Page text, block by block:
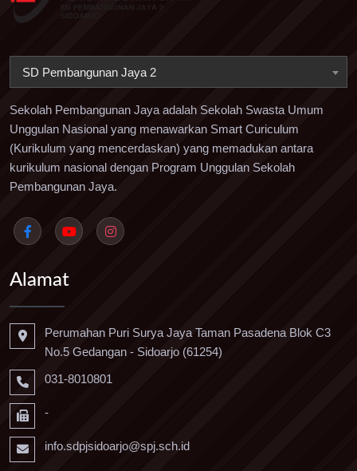
SD Pembangunan Jaya 2
Sekolah Pembangunan Jaya adalah Sekolah Swasta Umum
Unggulan Nasional yang menawarkan Smart Curiculum
(Kurikulum yang mencerdaskan) yang memadukan antara
kurikulum nasional dengan Program Unggulan Sekolah
Pembangunan Jaya.
Alamat
Perumahan Puri Surya Jaya Taman Pasadena Blok C3
No.5 Gedangan - Sidoarjo (61254)
031-8010801
-
info.sdpjsidoarjo@spj.sch.id